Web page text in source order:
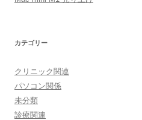
カテゴリー
クリニック関連
パソコン関係
未分類
診療関連